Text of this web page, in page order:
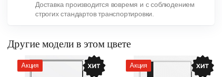
Доставка производится вовремя и с соблюдением
строгих стандартов транспортировки.
Другие модели в этом цвете
Акция Акция